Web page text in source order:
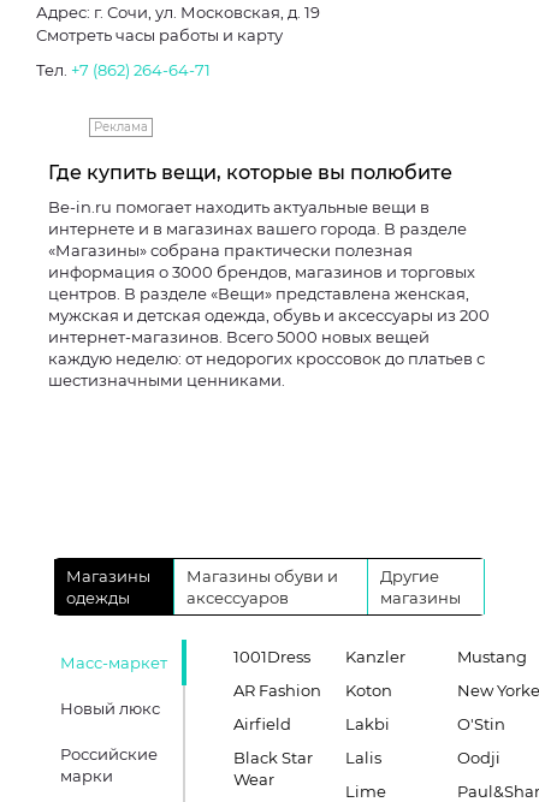
Адрес: г. Сочи, ул. Московская, д. 19
Смотреть часы работы и карту
Тел. +7 (862) 264-64-71
Реклама
Где купить вещи, которые вы полюбите
Be-in.ru помогает находить актуальные вещи в
интернете и в магазинах вашего города. В разделе
«Магазины» собрана практически полезная
информация о 3000 брендов, магазинов и торговых
центров. В разделе «Вещи» представлена женская,
мужская и детская одежда, обувь и аксессуары из 200
интернет-магазинов. Всего 5000 новых вещей
каждую неделю: от недорогих кроссовок до платьев с
шестизначными ценниками.
Магазины
одежды
Магазины обуви и
аксессуаров
Другие
магазины
Масс-маркет
Новый люкс
Российские
марки
1001Dress
AR Fashion
Airfield
Black Star
Wear
Kanzler
Koton
Lakbi
Lalis
Lime
Mustang
New
O'Stin
Oodji